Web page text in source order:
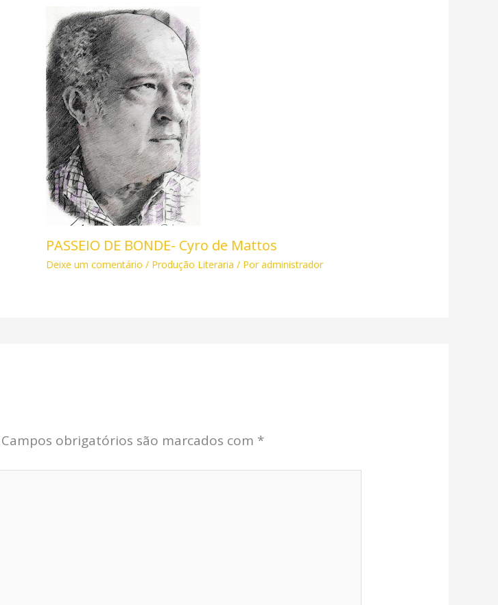
PASSEIO DE BONDE- Cyro de Mattos
Deixe um comentário / Produção Literaria / Poradministrador
Campos obrigatórios são marcados com *